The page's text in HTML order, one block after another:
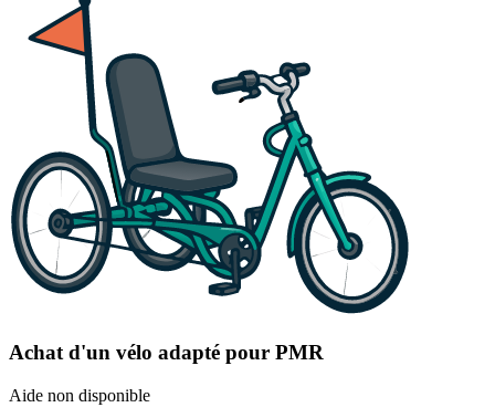
Achat d'un vélo adapté pour PMR
Aide non disponible